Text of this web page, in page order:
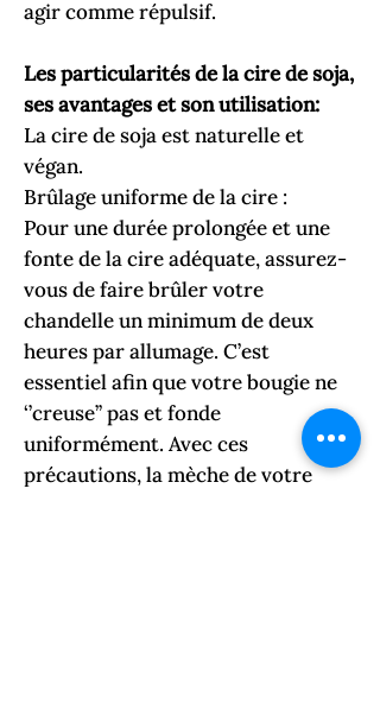
agir comme répulsif.
Les particularités de la cire de soja,
ses avantages et son utilisation:
La cire de soja est naturelle et
végan.
Brûlage uniforme de la cire :
Pour une durée prolongée et une
fonte de la cire adéquate, assurez-
vous de faire brûler votre
chandelle un minimum de deux
heures par allumage. C’est
essentiel afin que votre bougie ne
‘’creuse’’ pas et fonde
uniformément. Avec ces
précautions, la mèche de votre